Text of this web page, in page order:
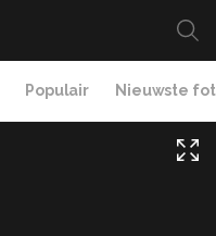
Populair Nieuwste